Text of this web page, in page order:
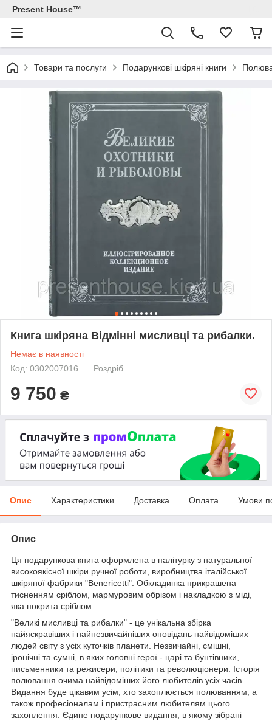
Present House™
Товари та послуги Подарункові шкіряні книги
Книга шкіряна Відмінні мисливці та рибалки.
Немає в наявності
Код: 0302007016
Роздріб
9 750 ₴
Опис Характеристики Доставка Оплата Умови
Опис
Ця подарункова книга оформлена в палітурку з натуральної
високоякісної шкіри ручної роботи, виробництва італійської
шкіряної фабрики "Benericetti". Обкладинка прикрашена
тисненням сріблом, мармуровим обрізом і накладкою з міді,
яка покрита сріблом.
"Великі мисливці та рибалки" - це унікальна збірка
найяскравіших і найнезвичайніших оповідань найвідоміших
людей світу з усіх куточків планети. Незвичайні, смішні,
іронічні та сумні, в яких головні герої - царі та бунтівники,
письменники та режисери, політики та революціонери. Історія
полювання очима найвідоміших його любителів усіх часів.
Видання буде цікавим усім, хто захоплюється полюванням, а
також професіоналам і пристрасним любителям цього
захоплення. Єдине подарункове видання, в якому зібрані